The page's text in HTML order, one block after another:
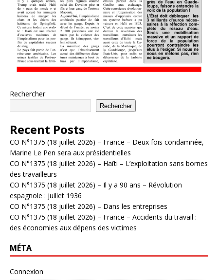
Rechercher
Rechercher
Recent Posts
CO N°1375 (18 juillet 2026) – France – Deux fois condamnée,
Marine Le Pen sera aux présidentielles
CO N°1375 (18 juillet 2026) – Haïti – L’exploitation sans bornes
des travailleurs
CO N°1375 (18 juillet 2026) – Il y a 90 ans – Révolution
espagnole : juillet 1936
CO N°1375 (18 juillet 2026) – Dans les entreprises
CO N°1375 (18 juillet 2026) – France – Accidents du travail :
des économies aux dépens des victimes
MÉTA
Connexion